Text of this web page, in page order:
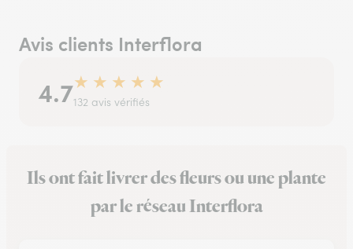
Avis clients Interflora
4.7★ ★ ★ ★ ★
132 avis vérifiés
Ils ont fait livrer des fleurs ou une plante
par le réseau Interflora